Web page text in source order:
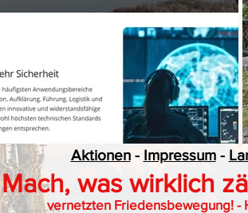
Aktionen - Impressum-
Mach, was wirklich
vernetzten Friedensbewegung! -